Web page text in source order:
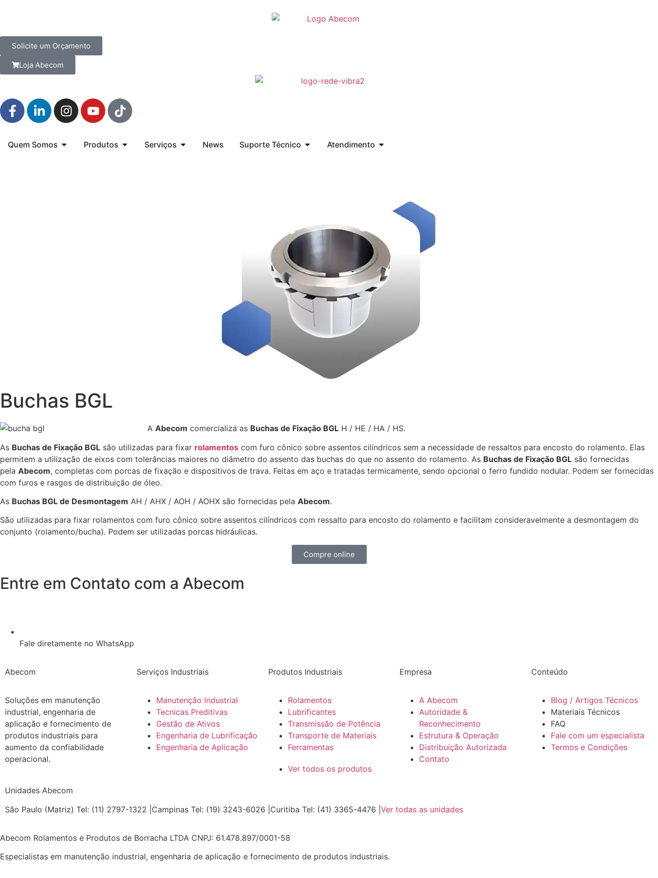
Solicite um Orçamento
Loja Abecom
Quem Somos Produtos Serviços News Suporte Técnico Atendimento
Buchas BGL
A Abecom comercializa as Buchas de Fixação BGL H / HE / HA / HS.
As Buchas de Fixação BGL são utilizadas para fixar rolamentos com furo cônico sobre assentos cilíndricos sem a necessidade de ressaltos para encosto do rolamento. Elas
permitem a utilização de eixos com tolerâncias maiores no diâmetro do assento das buchas do que no assento do rolamento. As Buchas de Fixação BGL são fornecidas
pela Abecom, completas com porcas de fixação e dispositivos de trava. Feitas em aço e tratadas termicamente, sendo opcional o ferro fundido nodular. Podem ser fornecidas
com furos e rasgos de distribuição de óleo.
As Buchas BGL de Desmontagem AH / AHX / AOH / AOHX são fornecidas pela Abecom.
São utilizadas para fixar rolamentos com furo cônico sobre assentos cilíndricos com ressalto para encosto do rolamento e facilitam consideravelmente a desmontagem do
conjunto (rolamento/bucha). Podem ser utilizadas porcas hidráulicas.
Compre online
Entre em Contato com a Abecom
Fale diretamente no WhatsApp
Abecom
Soluções em manutenção
industrial, engenharia de
aplicação e fornecimento de
produtos industriais para
aumento da confiabilidade
operacional.
Serviços Industriais
Manutenção Industrial
Tecnicas Preditivas
Gestão de Ativos
Engenharia de Lubrificação
Engenharia de Aplicação
Produtos Industriais
Rolamentos
Lubrificantes
Transmissão de Potência
Transporte de Materiais
Ferramentas
Ver todos os produtos
Empresa
A Abecom
Autoridade &
Reconhecimento
Estrutura & Operação
Distribuição Autorizada
Contato
Conteúdo
Blog / Artigos Técnicos
Materiais Técnicos
FAQ
Fale com um especialista
Termos e Condições
Unidades Abecom
São Paulo (Matriz) Tel: (11) 2797-1322 | Campinas Tel: (19) 3243-6026 | Curitiba Tel: (41) 3365-4476 | Ver todas as unidades
Abecom Rolamentos e Produtos de Borracha LTDA CNPJ: 61.478.897/0001-58
Especialistas em manutenção industrial, engenharia de aplicação e fornecimento de produtos industriais.